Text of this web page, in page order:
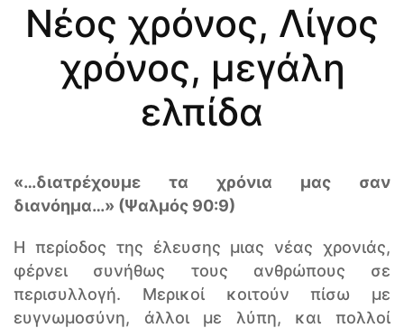
Νέος χρόνος, Λίγος
χρόνος, μεγάλη
ελπίδα
«…διατρέχουμε τα χρόνια μας σαν
διανόημα…» (Ψαλμός 90:9)
Η περίοδος της έλευσης μιας νέας χρονιάς,
φέρνει συνήθως τους ανθρώπους σε
περισυλλογή. Μερικοί κοιτούν πίσω με
ευγνωμοσύνη, άλλοι με λύπη, και πολλοί